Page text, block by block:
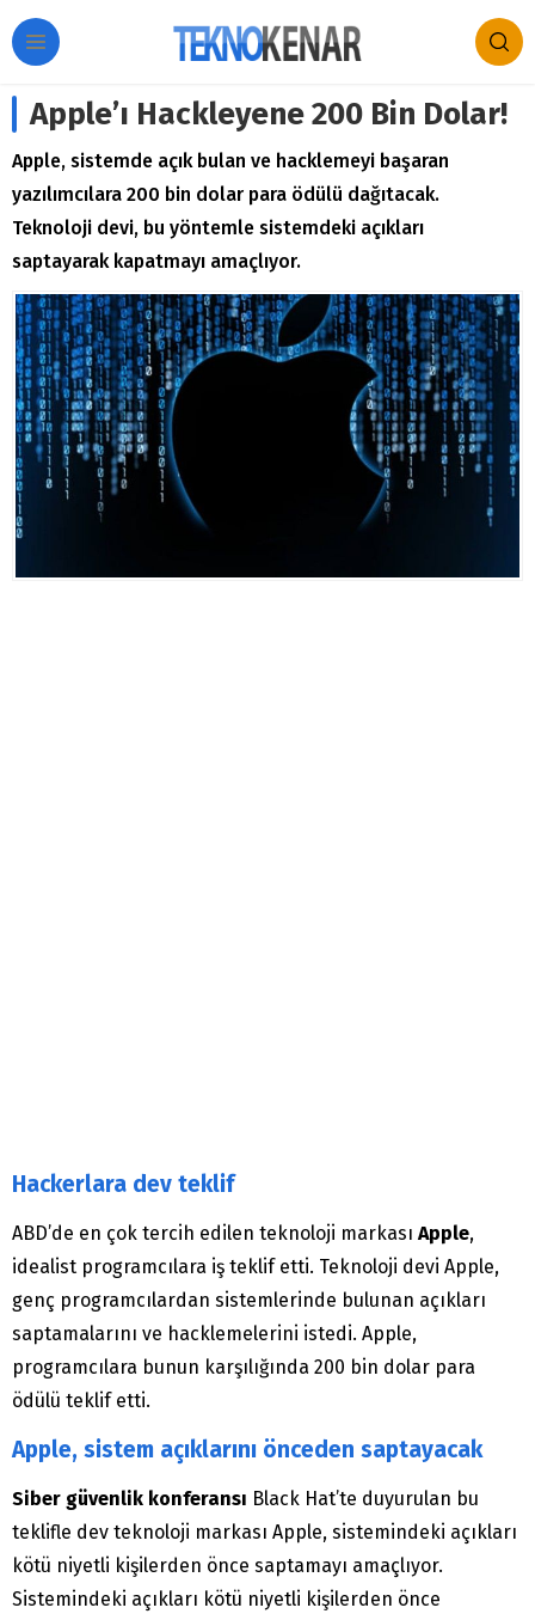
Apple’ı Hackleyene 200 Bin Dolar!
Apple, sistemde açık bulan ve hacklemeyi başaran
yazılımcılara 200 bin dolar para ödülü dağıtacak.
Teknoloji devi, bu yöntemle sistemdeki açıkları
saptayarak kapatmayı amaçlıyor.
Hackerlara dev teklif
ABD’de en çok tercih edilen teknoloji markası Apple,
idealist programcılara iş teklif etti. Teknoloji devi Apple,
genç programcılardan sistemlerinde bulunan açıkları
saptamalarını ve hacklemelerini istedi. Apple,
programcılara bunun karşılığında 200 bin dolar para
ödülü teklif etti.
Apple, sistem açıklarını önceden saptayacak
Siber güvenlik konferansı Black Hat’te duyurulan bu
teklifle dev teknoloji markası Apple, sistemindeki açıkları
kötü niyetli kişilerden önce saptamayı amaçlıyor.
Sistemindeki açıkları kötü niyetli kişilerden önce